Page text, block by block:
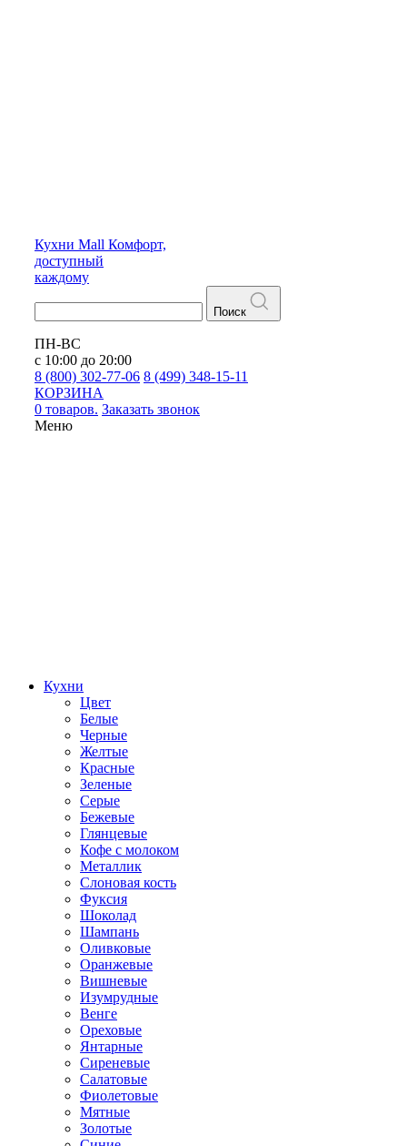
Кухни Mall Комфорт,
доступный
каждому
Поиск
ПН-ВС
с 10:00 до 20:00
8 (800) 302-77-06 8 (499) 348-15-11
КОРЗИНА
0 товаров. Заказать звонок
Меню
Кухни
Цвет
Белые
Черные
Желтые
Красные
Зеленые
Серые
Бежевые
Глянцевые
Кофе с молоком
Металлик
Слоновая кость
Фуксия
Шоколад
Шампань
Оливковые
Оранжевые
Вишневые
Изумрудные
Венге
Ореховые
Янтарные
Сиреневые
Салатовые
Фиолетовые
Мятные
Золотые